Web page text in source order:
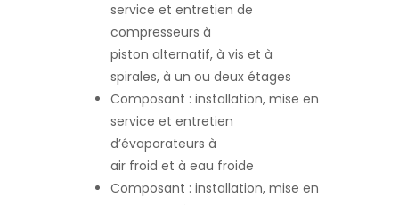
service et entretien de
compresseurs à
piston alternatif, à vis et à
spirales, à un ou deux étages
Composant : installation, mise en
service et entretien
d’évaporateurs à
air froid et à eau froide
Composant : installation, mise en